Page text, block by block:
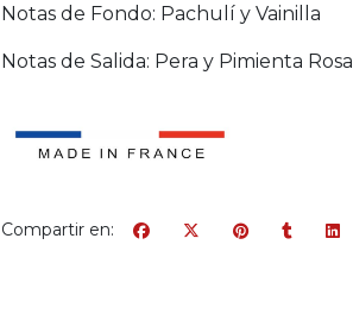
Notas de Fondo: Pachulí y Vainilla
Notas de Salida: Pera y Pimienta Rosa
Compartir en: